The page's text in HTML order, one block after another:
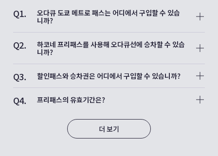
Q1.
오다큐 도쿄 메트로 패스는 어디에서 구입할 수 있습
니까?
A1.
주쿠역에서 요요기우에하라역을 자유롭게 승하차할 수 있고 더
불어 오다큐선 왕복 승차권이 세트로 구성된 실속 있는 프리패스
패스를 제시하시면 도쿄도 내의 많은 관광 명소 및 음식점 등의
시설에서 할인 및 우대를 받으실 수 있습니다.
유효기간은 1일 한정으로 패스 금액은 오다큐선 출발역에 따라
다릅니다.
오다큐선 각 역(신주쿠에서 요요기우에하라역 구간은 제외)의 자
동발매기, 창구 또는 오다큐 트래블 각 영업소에서 구입하실 수
(일부 취급하지 않는 점포도 있습니다.) 자세한 내용은 오다큐선
창구 역무원에게 문의하시기 바랍니다.
Q2.
하코네 프리패스를 사용해 오다큐선에 승차할 수 있습
니까?
A2.
신주쿠에서 오다와라 구간의 왕복 승차권이 포함되어 있어
다.
반면, 오다와라에서 출발 하코네 프리패스에는
오다큐선 승차권이 포함되어 있지 않으므로
이 외에 기타 오다큐선 역에서 출발하는 프리패스는
출발역에서 오다와라역까지 1회 왕복 승차권이 포함되어 있습니
Q3. 할인패스와 승차권은 어디에서 구입할 수 있습니까?
A3.
리패스 및 오다큐선의 승차권은 각 역의 자동발매기 뿐만 아니
후지하코네패스등 자동발매기와 온라인으로는 구입할 수 없고,
오다큐 관광센터에서만 발매하는 패스도 있습니다.
Q4. 프리패스의 유효기간은?
능 일수는 1~3일간 유효합니다.
예를 들어, 2일간 유효한 하코네 프리패스를 구입한 경우, 구입일
에 관계없이 프리패스를 구입한 당일을 1일째로 계산합니다.
더 보기